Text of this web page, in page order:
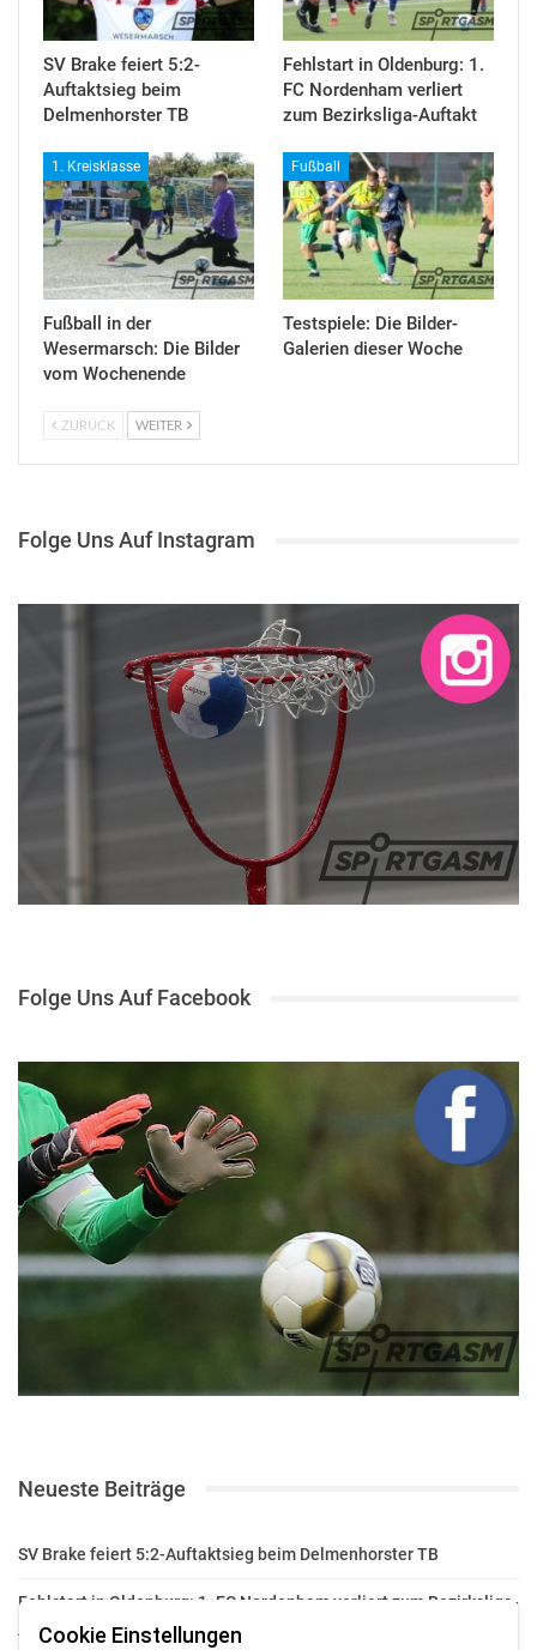
SV Brake feiert 5:2-
Auftaktsieg beim
Delmenhorster TB
Fehlstart in Oldenburg: 1.
FC Nordenham verliert
zum Bezirksliga-Auftakt
1. Kreisklasse
Fußball in der
Wesermarsch: Die Bilder
vom Wochenende
Fußball
Testspiele: Die Bilder-
Galerien dieser Woche
ZURÜCK WEITER
Folge Uns Auf Instagram
Folge Uns Auf Facebook
Neueste Beiträge
SV Brake feiert 5:2-Auftaktsieg beim Delmenhorster TB
Fehlstart in Oldenburg: 1. FC Nordenham verliert zum Bezirksliga-
Auftakt
Cookie Einstellungen